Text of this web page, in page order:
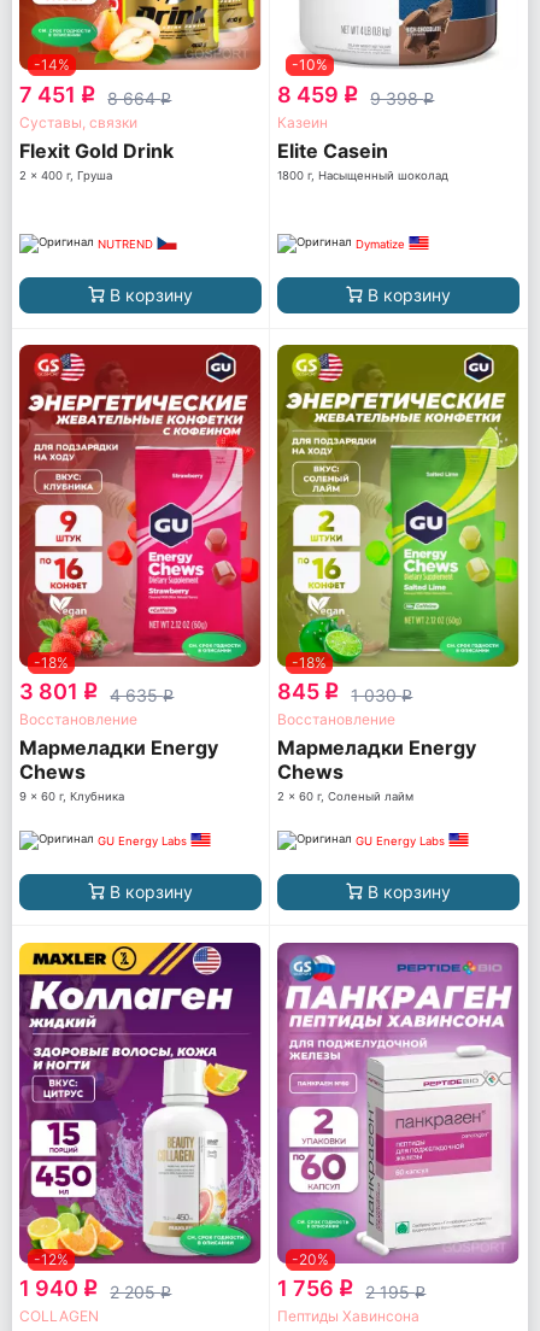
-14%
7 451 q 8 664q
Суставы, связки
Flexit Gold Drink
2 x 400 г, Груша
NUTREND
В корзину
-10%
8 459 q 9 398q
Казеин
Elite Casein
1800 г, Насыщенный шоколад
Dymatize
В корзину
-18%
3 801 q 4 635q
Восстановление
Мармеладки Energy
Chews
9 x 60 г, Клубника
GU Energy Labs
В корзину
-18%
845 q 1 030q
Восстановление
Мармеладки Energy
Chews
2 x 60 г, Соленый лайм
GU Energy Labs
В корзину
-12%
1 940 q 2 205q
COLLAGEN
-20%
1 756 q 2 195q
Пептиды Хавинсона